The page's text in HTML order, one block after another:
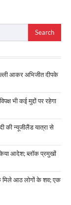
आकर अभिजीत दीपके
भी कई मुद्दों पर रहेगा
की न्यूजीलैंड यात्रा से
आदेश; ब्लॉक प्रमुखों
मिले आठ लोगों के शव; एक